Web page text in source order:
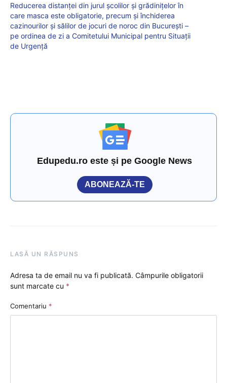
Reducerea distanței din jurul școlilor și grădinițelor în
care masca este obligatorie, precum și închiderea
cazinourilor și sălilor de jocuri de noroc din București –
pe ordinea de zi a Comitetului Municipal pentru Situații
de Urgență
Edupedu.ro este și pe Google News
ABONEAZĂ-TE
LASĂ UN RĂSPUNS
Adresa ta de email nu va fi publicată. Câmpurile obligatorii
sunt marcate cu *
Comentariu *